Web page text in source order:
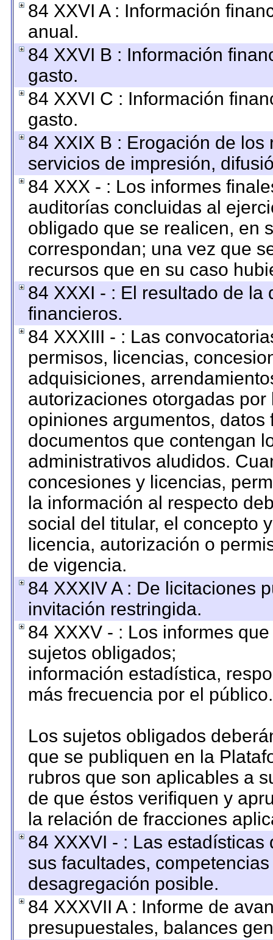
84 XXVI A : Información
anual.
84 XXVI B : Información
gasto.
84 XXVI C : Información
gasto.
84 XXIX B : Erogación de
servicios de impresión,
84 XXX - : Los informes
auditorías concluidas al
obligado que se realicen, en
correspondan; una vez que
recursos que en su caso
84 XXXI - : El resultado de
financieros.
84 XXXIII - : Las
permisos, licencias,
adquisiciones,
autorizaciones otorgadas
opiniones argumentos,
documentos que contengan
administrativos aludidos.
concesiones y licencias,
la información al respecto
social del titular, el concepto
licencia, autorización o
de vigencia.
84 XXXIV A : De licitaciones
invitación restringida.
84 XXXV - : Los informes
sujetos obligados;
información estadística,
más frecuencia por el público.
Los sujetos obligados
que se publiquen en la
rubros que son aplicables a
de que éstos verifiquen y
la relación de fracciones
84 XXXVI - : Las
sus facultades,
desagregación posible.
84 XXXVII A : Informe de
presupuestales, balances